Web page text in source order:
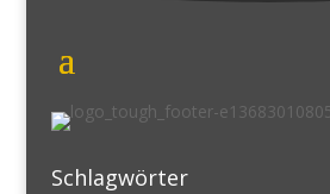
Schlagwörter